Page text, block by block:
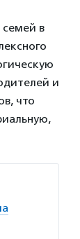
в
и
что